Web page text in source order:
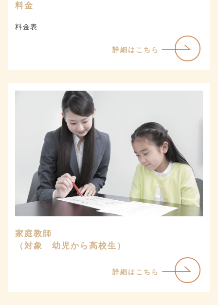
料金
料金表
詳細はこちら
家庭教師
（対象 幼児から高校生）
詳細はこちら